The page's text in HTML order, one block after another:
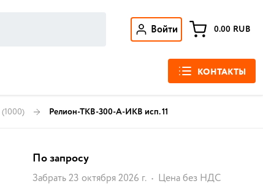
Войти 0.00 RUB
КОНТАКТЫ
(1000) Релион-ТКВ-300-А-ИКВ исп. 11
По запросу
Забрать 23 октября 2026 г. Цена без НДС